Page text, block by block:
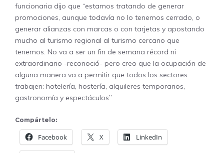
funcionaria dijo que “estamos tratando de generar
promociones, aunque todavía no lo tenemos cerrado, o
generar alianzas con marcas o con tarjetas y apostando
mucho al turismo regional al turismo cercano que
tenemos. No va a ser un fin de semana récord ni
extraordinario -reconoció- pero creo que la ocupación de
alguna manera va a permitir que todos los sectores
trabajen: hotelería, hostería, alquileres temporarios,
gastronomía y espectáculos”
Compártelo:
Facebook X LinkedIn